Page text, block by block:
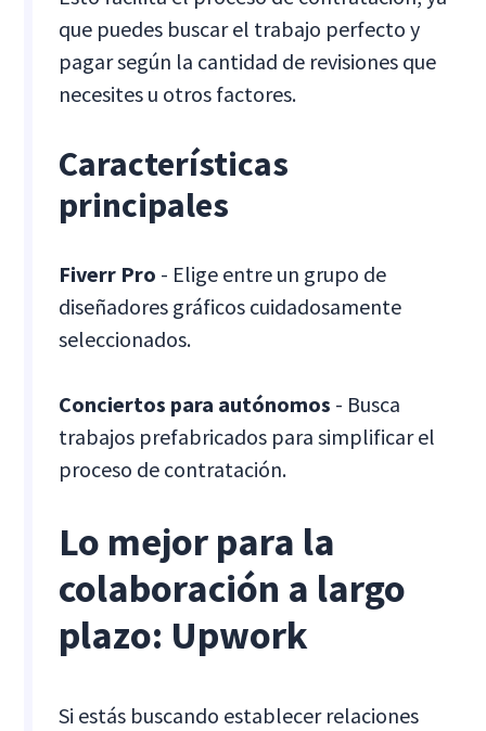
que puedes buscar el trabajo perfecto y
pagar según la cantidad de revisiones que
necesites u otros factores.
Características
principales
Fiverr Pro - Elige entre un grupo de
diseñadores gráficos cuidadosamente
seleccionados.
Conciertos para autónomos - Busca
trabajos prefabricados para simplificar el
proceso de contratación.
Lo mejor para la
colaboración a largo
plazo: Upwork
Si estás buscando establecer relaciones